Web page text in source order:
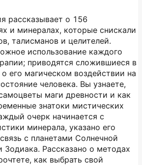
рассказывает о 156
и минералах, которые снискали
талисманов и целителей.
использование каждого
приводятся сложившиеся в
о его магическом воздействии на
человека. Вы узнаете,
маги древности и как
знатоки мистических
очерк начинается с
минерала, указано его
с планетами Солнечной
Рассказано о методах
как выбрать свой